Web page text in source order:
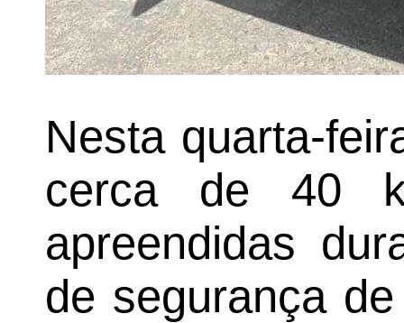
Nesta quarta-
cerca de 40
apreendidas
de segurança